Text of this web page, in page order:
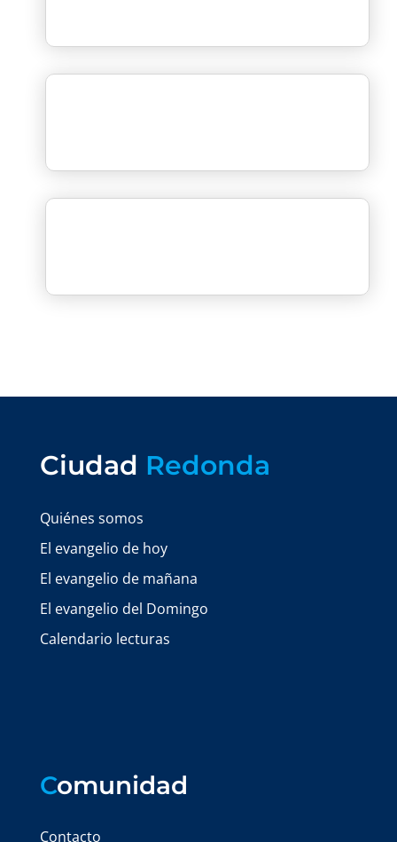
Ciudad Redonda
Quiénes somos
El evangelio de hoy
El evangelio de mañana
El evangelio del Domingo
Calendario lecturas
Comunidad
Contacto